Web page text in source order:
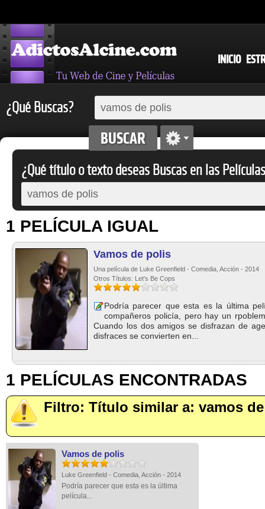
INICIO
¿Qué Buscas?
¿Qué título o texto deseas Buscas en las
1 PELÍCULA IGUAL
Vamos de polis
Una película de Luke Greenfield - Comedia, Acción - 2014
Otros Títulos: Let's Be Cops
Podría parecer que esta es la última
compañeros policía, pero hay un
Cuando los dos amigos se disfrazan de
disfraces se convierten en...
1 PELÍCULAS ENCONTRADAS
Filtro: Título similar a: vamos
Vamos de polis
Luke Greenfield - Comedia, Acción - 2014
Podría parecer que esta es la última
película...